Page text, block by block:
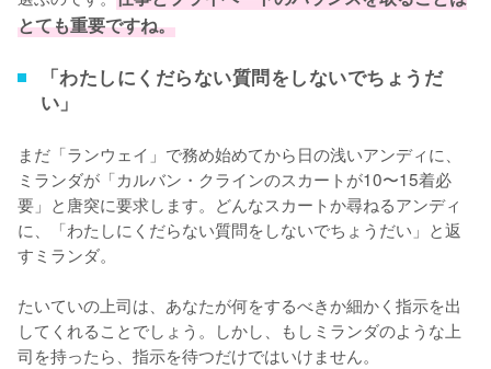
とても重要ですね。
「わたしにくだらない質問をしないでちょうだ
い」
まだ「ランウェイ」で務め始めてから日の浅いアンディに、
ミランダが「カルバン・クラインのスカートが10〜15着必
要」と唐突に要求します。どんなスカートか尋ねるアンディ
に、「わたしにくだらない質問をしないでちょうだい」と返
すミランダ。
たいていの上司は、あなたが何をするべきか細かく指示を出
してくれることでしょう。しかし、もしミランダのような上
司を持ったら、指示を待つだけではいけません。